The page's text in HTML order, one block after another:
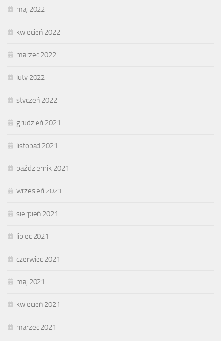
maj 2022
kwiecień 2022
marzec 2022
luty 2022
styczeń 2022
grudzień 2021
listopad 2021
październik 2021
wrzesień 2021
sierpień 2021
lipiec 2021
czerwiec 2021
maj 2021
kwiecień 2021
marzec 2021